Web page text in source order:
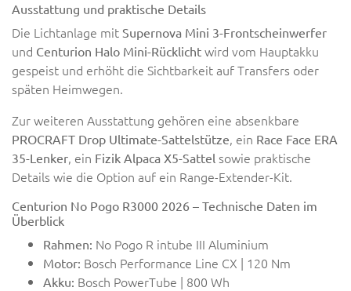
Ausstattung und praktische Details
Die Lichtanlage mit Supernova Mini 3-Frontscheinwerfer
und Centurion Halo Mini-Rücklicht wird vom Hauptakku
gespeist und erhöht die Sichtbarkeit auf Transfers oder
späten Heimwegen.
Zur weiteren Ausstattung gehören eine absenkbare
PROCRAFT Drop Ultimate-Sattelstütze, ein Race Face ERA
35-Lenker, ein Fizik Alpaca X5-Sattel sowie praktische
Details wie die Option auf ein Range-Extender-Kit.
Centurion No Pogo R3000 2026 – Technische Daten im
Überblick
Rahmen: No Pogo R intube III Aluminium
Motor: Bosch Performance Line CX | 120 Nm
Akku: Bosch PowerTube | 800 Wh